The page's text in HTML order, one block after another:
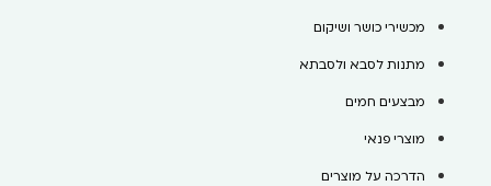
מכשירי כושר ושיקום
מתנות לסבא ולסבתא
מבצעים חמים
מוצרי פנאי
הדרכה על מוצרים